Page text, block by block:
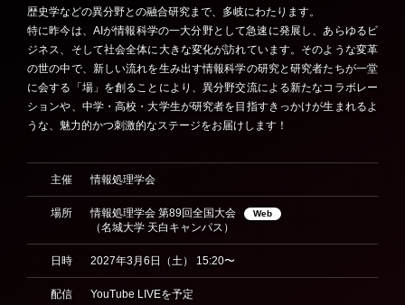
歴史学などの異分野との融合研究まで、多岐にわたります。
特に昨今は、AIが情報科学の一大分野として急速に発展し、あらゆるビ
ジネス、そして社会全体に大きな変化が訪れています。そのような変革
の世の中で、新しい流れを生み出す情報科学の研究と研究者たちが一堂
に会する「場」を創ることにより、異分野交流による新たなコラボレー
ションや、中学・高校・大学生が研究者を目指すきっかけが生まれるよ
うな、魅力的かつ刺激的なステージをお届けします！
主催 情報処理学会
場所 情報処理学会 第89回全国大会 Web
（名城大学 天白キャンパス）
日時 2027年3月6日（土） 15:20〜
配信 YouTube LIVEを予定